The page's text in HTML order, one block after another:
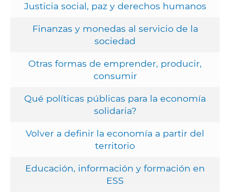
Justicia social, paz y derechos humanos
Finanzas y monedas al servicio de la
sociedad
Otras formas de emprender, producir,
consumir
Qué políticas públicas para la economía
solidaria?
Volver a definir la economía a partir del
territorio
Educación, información y formación en
ESS